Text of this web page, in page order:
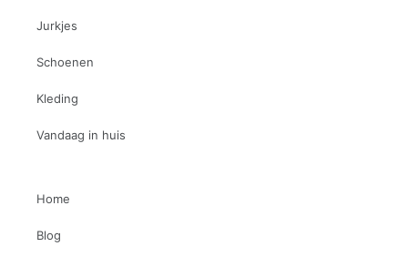
Jurkjes
Schoenen
Kleding
Vandaag in huis
Home
Blog